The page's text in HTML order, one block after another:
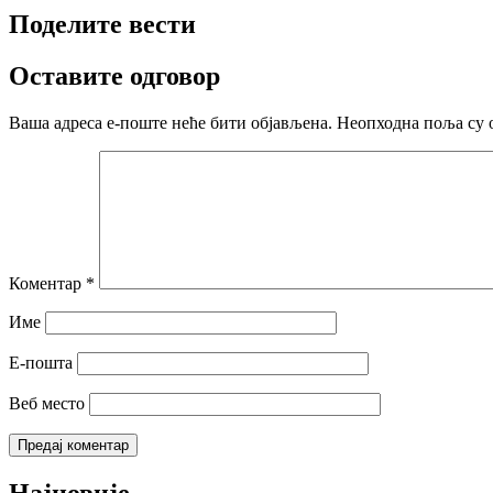
Поделите вести
Оставите одговор
Ваша адреса е-поште неће бити објављена. Неопходна поља су
Коментар *
Име
Е-пошта
Веб место